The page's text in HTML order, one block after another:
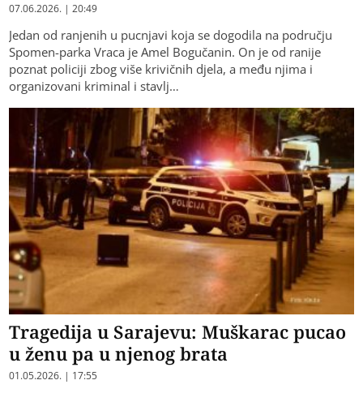
07.06.2026. | 20:49
Jedan od ranjenih u pucnjavi koja se dogodila na području
Spomen-parka Vraca je Amel Bogučanin. On je od ranije
poznat policiji zbog više krivičnih djela, a među njima i
organizovani kriminal i stavlj…
Tragedija u Sarajevu: Muškarac pucao
u ženu pa u njenog brata
01.05.2026. | 17:55